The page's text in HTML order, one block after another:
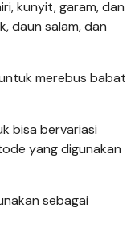
kunyit, garam, dan
daun salam, dan
merebus babat
bisa bervariasi
yang digunakan
sebagai